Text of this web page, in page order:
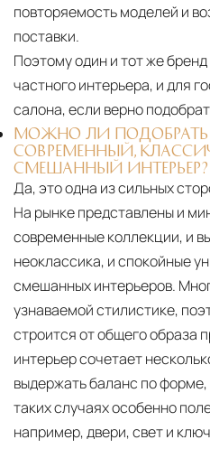
повторяемость моделей и
поставки.
Поэтому один и тот же
частного интерьера, и для
салона, если верно
МОЖНО ЛИ ПОДОБРАТЬ
СОВРЕМЕННЫЙ,
СМЕШАННЫЙ ИНТЕРЬЕР?
Да, это одна из сильных
На рынке представлены и
современные коллекции, и
неоклассика, и спокойные
смешанных интерьеров.
узнаваемой стилистике,
строится от общего образа
интерьер сочетает
выдержать баланс по
таких случаях особенно
например, двери, свет и